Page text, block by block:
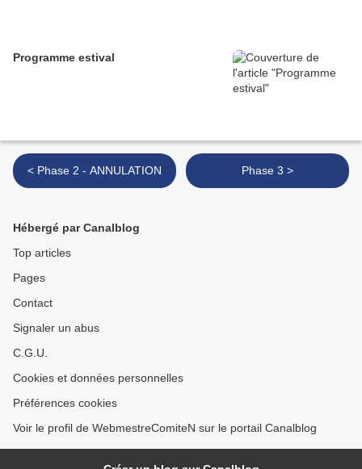
Programme estival
< Phase 2 - ANNULATION Phase 3 >
Hébergé par Canalblog
Top articles
Pages
Contact
Signaler un abus
C.G.U.
Cookies et données personnelles
Préférences cookies
Voir le profil de WebmestreComiteN sur le portail Canalblog